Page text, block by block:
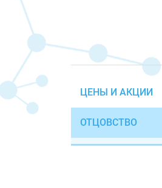
ЦЕНЫ И АКЦИИ
ОТЦОВСТВО